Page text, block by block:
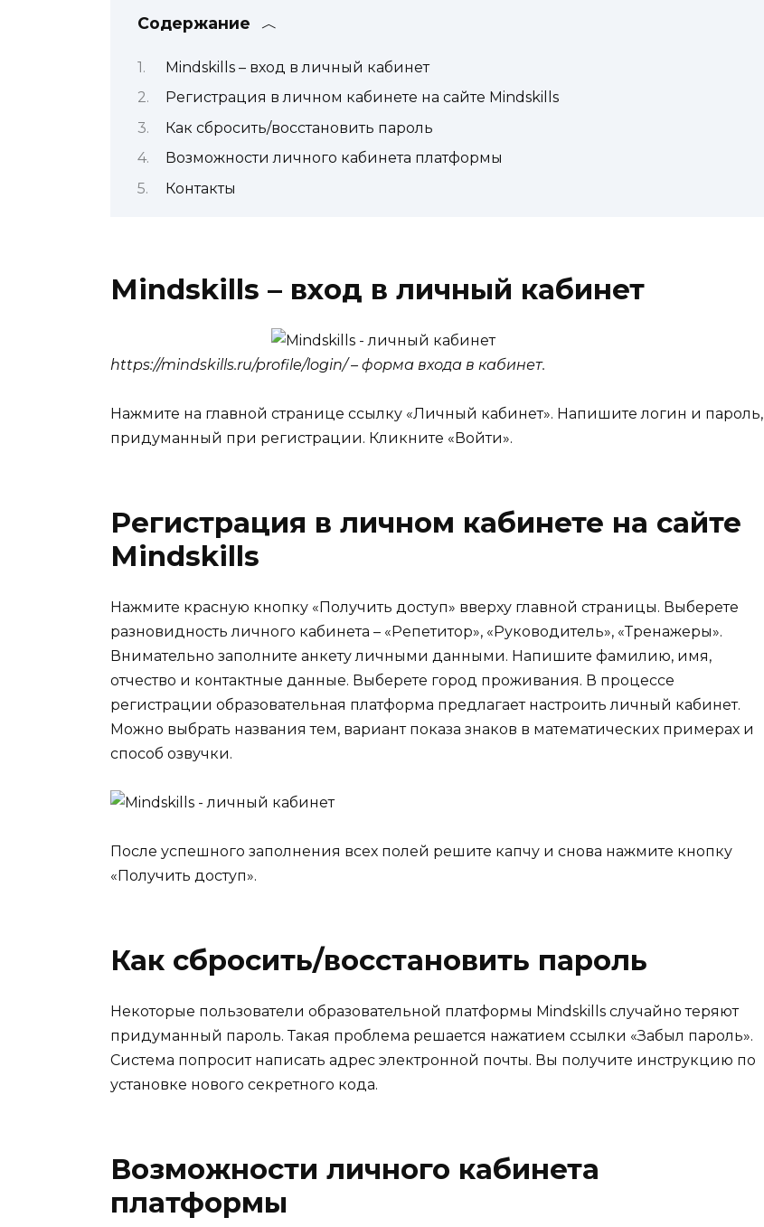
Содержание
Mindskills – вход в личный кабинет
Регистрация в личном кабинете на сайте Mindskills
Как сбросить/восстановить пароль
Возможности личного кабинета платформы
Контакты
Mindskills – вход в личный кабинет
https://mindskills.ru/profile/login/ – форма входа в кабинет.
Нажмите на главной странице ссылку «Личный кабинет». Напишите логин и пароль,
придуманный при регистрации. Кликните «Войти».
Регистрация в личном кабинете на сайте
Mindskills
Нажмите красную кнопку «Получить доступ» вверху главной страницы. Выберете
разновидность личного кабинета – «Репетитор», «Руководитель», «Тренажеры».
Внимательно заполните анкету личными данными. Напишите фамилию, имя,
отчество и контактные данные. Выберете город проживания. В процессе
регистрации образовательная платформа предлагает настроить личный кабинет.
Можно выбрать названия тем, вариант показа знаков в математических примерах и
способ озвучки.
После успешного заполнения всех полей решите капчу и снова нажмите кнопку
«Получить доступ».
Как сбросить/восстановить пароль
Некоторые пользователи образовательной платформы Mindskills случайно теряют
придуманный пароль. Такая проблема решается нажатием ссылки «Забыл пароль».
Система попросит написать адрес электронной почты. Вы получите инструкцию по
установке нового секретного кода.
Возможности личного кабинета
платформы